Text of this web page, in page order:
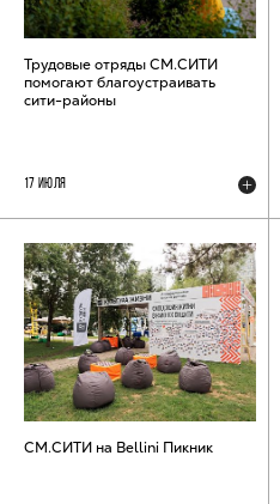
Трудовые отряды СМ.СИТИ
помогают благоустраивать
сити-районы
17 ИЮЛЯ
СМ.СИТИ на Bellini Пикник